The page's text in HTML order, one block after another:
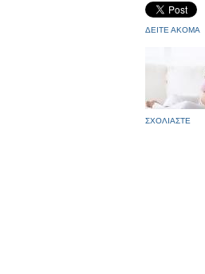
ΔΕΙΤΕ ΑΚΟΜΑ
ΣΧΟΛΙΑΣΤΕ